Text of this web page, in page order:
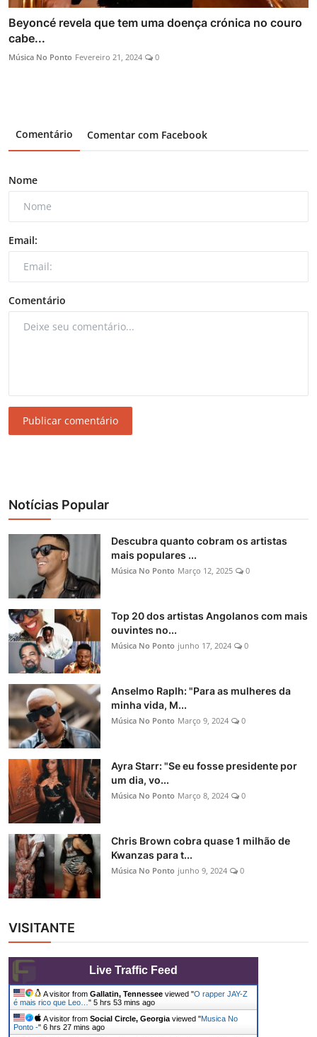
Beyoncé revela que tem uma doença crónica no couro
cabe...
Música No Ponto Fevereiro 21, 2024 0
Comentário Comentar com Facebook
Nome
Email:
Comentário
Publicar comentário
Notícias Popular
Descubra quanto cobram os artistas
mais populares ...
Música No Ponto Março 12, 2025 0
Top 20 dos artistas Angolanos com mais
ouvintes no...
Música No Ponto junho 17, 2024 0
Anselmo Raplh: "Para as mulheres da
minha vida, M...
Música No Ponto Março 9, 2024 0
Ayra Starr: "Se eu fosse presidente por
um dia, vo...
Música No Ponto Março 8, 2024 0
Chris Brown cobra quase 1 milhão de
Kwanzas para t...
Música No Ponto junho 9, 2024 0
VISITANTE
Live Traffic Feed
A visitor from Gallatin, Tennessee viewed "O rapper JAY-Z
é mais rico que Leo… " 5 hrs 53 mins ago
A visitor from Social Circle, Georgia viewed "Musica No
Ponto -" 6 hrs 27 mins ago